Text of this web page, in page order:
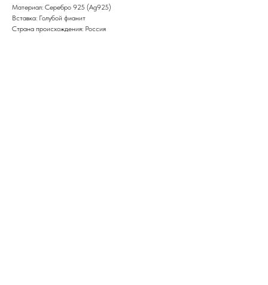
Материал: Cеребро 925 (Ag925)
Вставка: Голубой фианит
Страна происхождения: Россия